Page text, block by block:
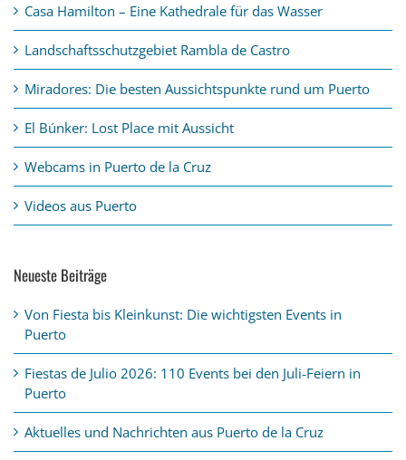
Casa Hamilton – Eine Kathedrale für das Wasser
Landschaftsschutzgebiet Rambla de Castro
Miradores: Die besten Aussichtspunkte rund um Puerto
El Búnker: Lost Place mit Aussicht
Webcams in Puerto de la Cruz
Videos aus Puerto
Neueste Beiträge
Von Fiesta bis Kleinkunst: Die wichtigsten Events in
Puerto
Fiestas de Julio 2026: 110 Events bei den Juli-Feiern in
Puerto
Aktuelles und Nachrichten aus Puerto de la Cruz